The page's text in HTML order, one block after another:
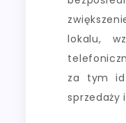
lokalu,
za tym
sprzedaży